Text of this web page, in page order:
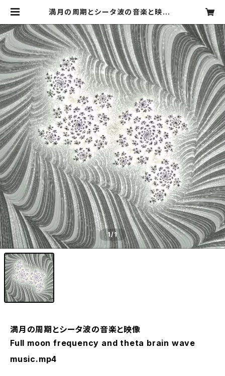
満月の周期とシータ波の音楽と映像 |
1/1
満月の周期とシータ波の音楽と映像
Full moon frequency and theta brain wave
music.mp4